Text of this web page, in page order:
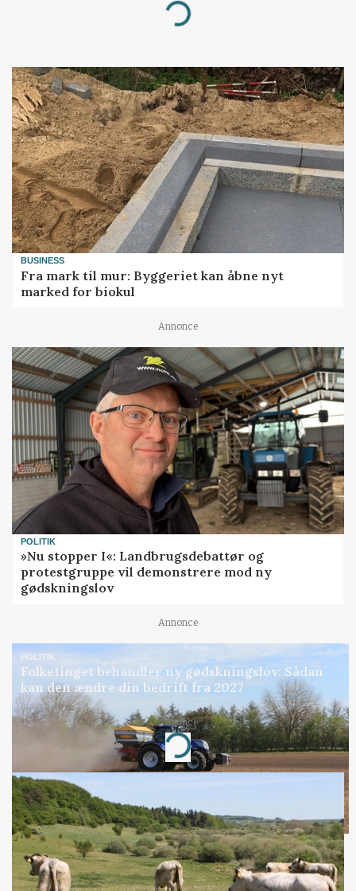
Loading...
BUSINESS
Fra mark til mur: Byggeriet kan åbne nyt
marked for biokul
Annonce
POLITIK
»Nu stopper I«: Landbrugsdebattør og
protestgruppe vil demonstrere mod ny
gødskningslov
Annonce
POLITIK
Folketinget behandler ny gødskningslov: Sådan
kan den ændre din bedrift fra 2027
Annonce
Loading...